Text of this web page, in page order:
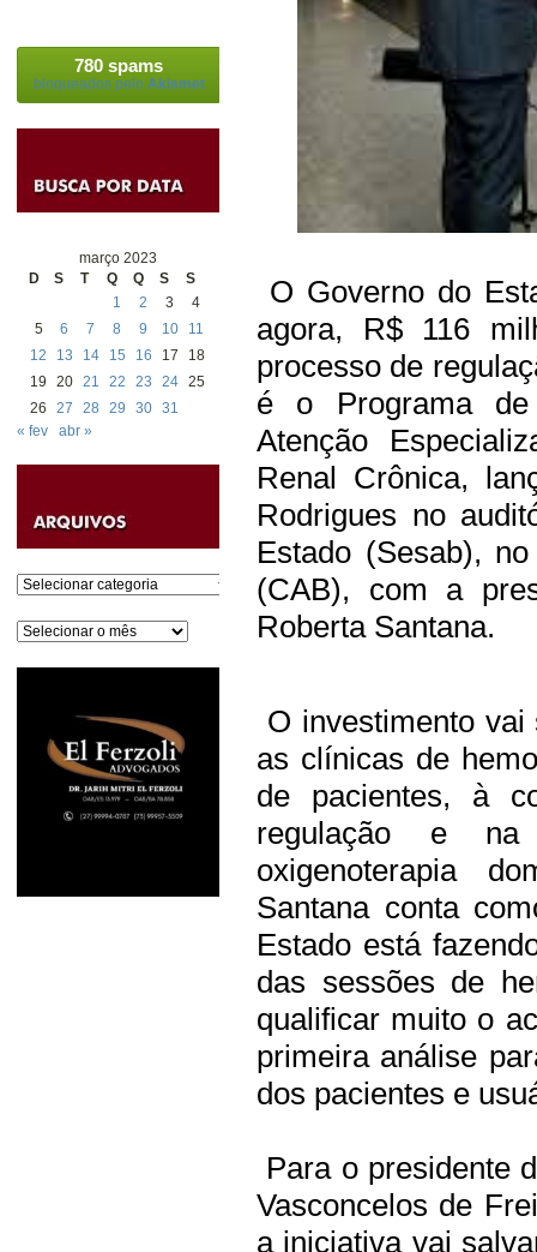
780 spams
bloqueados pelo Akismet
março 2023
D
S T Q Q S
S
1
2 3
4
5
6 7 8 9 10
11
12
13 14 15 16 17
18
19
20 21 22 23 24 25
26
27 28 29 30 31
« fev
abr »
Categorias
Arquivos
O Governo do
agora, R$ 116
processo de
é o Programa de
Atenção
Renal Crônica,
Rodrigues no
Estado (Sesab),
(CAB), com a
Roberta Santana.
O investimento
as clínicas de
de pacientes, à
regulação e
oxigenoterapia
Santana conta
Estado está
das sessões de
qualificar muito o
primeira análise
dos pacientes e
Para o presidente
Vasconcelos de
a iniciativa vai